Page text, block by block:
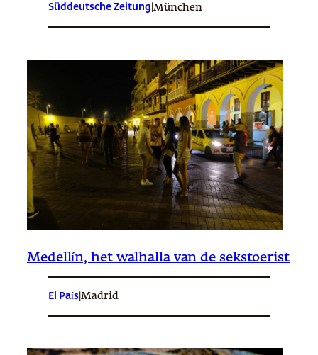
Süddeutsche Zeitung München
Medellín, het walhalla van de sekstoerist
El País Madrid